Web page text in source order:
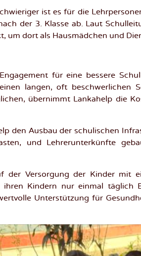
ist es für die
der 3. Klasse ab. Laut
um dort als Hausmädchen und
für eine bessere
langen, oft beschwerlichen
übernimmt Lankahelp die
den Ausbau der schulischen
und Lehrerunterkünfte
der Versorgung der Kinder mit
ihren Kindern nur einmal
Unterstützung für